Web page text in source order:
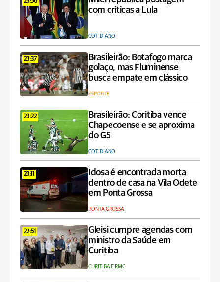
23:56
com críticas a Lula
COTIDIANO
23:37
Brasileirão: Botafogo marca
golaço, mas Fluminense
busca empate em clássico
ESPORTE
23:22
Brasileirão: Coritiba vence
Chapecoense e se aproxima
do G5
COTIDIANO
23:11
Idosa é encontrada morta
dentro de casa na Vila Odete
em Ponta Grossa
PONTA GROSSA
22:51
Gleisi cumpre agendas com
ministro da Saúde em
Curitiba
CURITIBA E RMC